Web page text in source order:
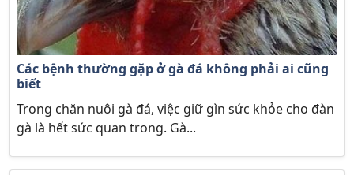
Các bệnh thường gặp ở gà đá không phải ai cũng
biết
Trong chăn nuôi gà đá, việc giữ gìn sức khỏe cho đàn
gà là hết sức quan trong. Gà...